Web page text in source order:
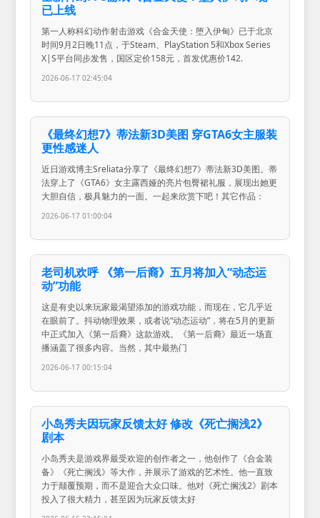
已上线
第一人称科幻动作射击游戏《合金天使：堕入伊甸》已于北京
时间9月2日晚11点，于Steam、PlayStation 5和Xbox Series
X|S平台同步发售，国区定价158元，首发优惠价142.
2026-06-17 02:45:04
《最终幻想7》蒂法新3D美图 穿GTA6女主服装
更性感迷人
近日游戏博主Sreliata分享了《最终幻想7》蒂法新3D美图。蒂
法穿上了《GTA6》女主露西娅的亮片包臀裙礼服，展现出她更
大胆自信，极具魅力的一面。一起来欣赏下吧！其它作品：
2026-06-17 01:00:04
老司机欢呼 《第一后裔》五月将加入“动态运
动”功能
这是有史以来玩家最渴望添加的游戏功能，而现在，它几乎近
在眼前了。抖动物理效果，或者说“动态运动”，将在5月的更新
中正式加入《第一后裔》这款游戏。《第一后裔》最近一场直
播涵盖了很多内容。当然，其中最热门
2026-06-17 00:15:04
小岛秀夫因玩家反馈太好 修改《死亡搁浅2》
剧本
小岛秀夫是游戏界最受欢迎的创作者之一，他创作了《合金装
备》《死亡搁浅》等大作，并展示了游戏的艺术性。他一直致
力于颠覆预期，而不是迎合大众口味。他对《死亡搁浅2》剧本
投入了很大精力，甚至因为玩家反馈太好